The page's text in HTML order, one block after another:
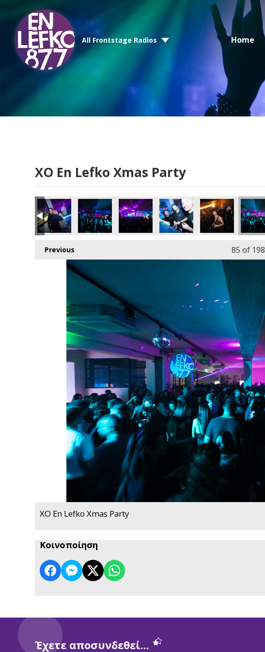
All Frontstage Radios Home
XO En Lefko Xmas Party
En Lefko Xmas Party
Previous 85 of 198
XO En Lefko Xmas Party
Κοινοποίηση
Έχετε αποσυνδεθεί...